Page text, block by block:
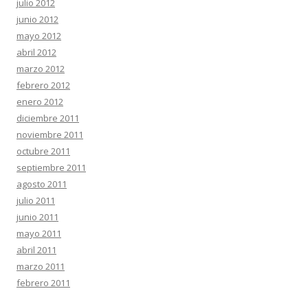
julio 2012
junio 2012
mayo 2012
abril 2012
marzo 2012
febrero 2012
enero 2012
diciembre 2011
noviembre 2011
octubre 2011
septiembre 2011
agosto 2011
julio 2011
junio 2011
mayo 2011
abril 2011
marzo 2011
febrero 2011